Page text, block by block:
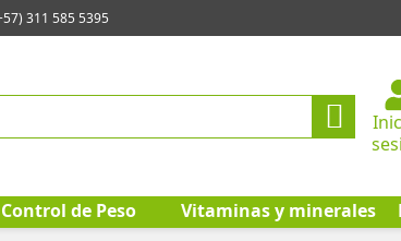
311 585 5395

Control de Peso Vitaminas y minerales